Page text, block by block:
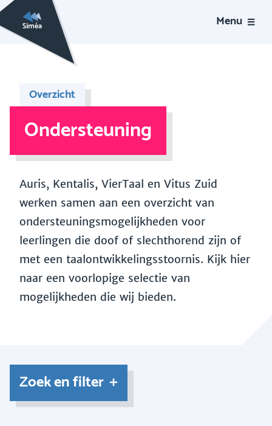
Menu
Overzicht
Ondersteuning
Auris, Kentalis, VierTaal en Vitus Zuid
werken samen aan een overzicht van
ondersteuningsmogelijkheden voor
leerlingen die doof of slechthorend zijn of
met een taalontwikkelingsstoornis. Kijk hier
naar een voorlopige selectie van
mogelijkheden die wij bieden.
Zoek en filter